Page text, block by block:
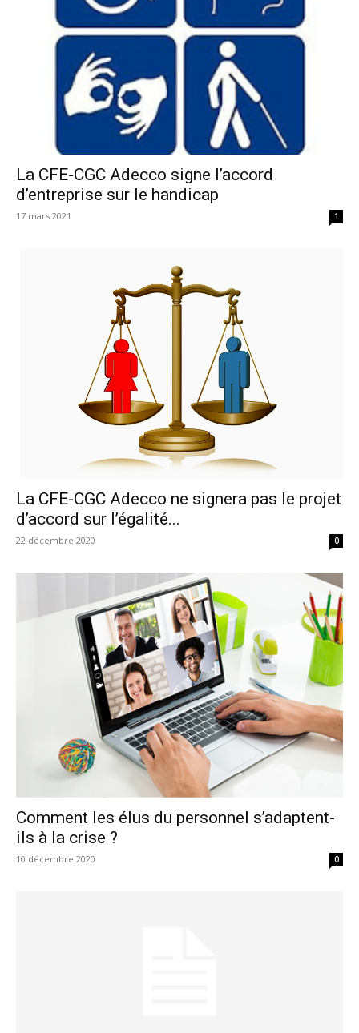
La CFE-CGC Adecco signe l’accord
d’entreprise sur le handicap
17 mars 2021 1
La CFE-CGC Adecco ne signera pas le projet
d’accord sur l’égalité...
22 décembre 2020 0
Comment les élus du personnel s’adaptent-
ils à la crise ?
10 décembre 2020 0